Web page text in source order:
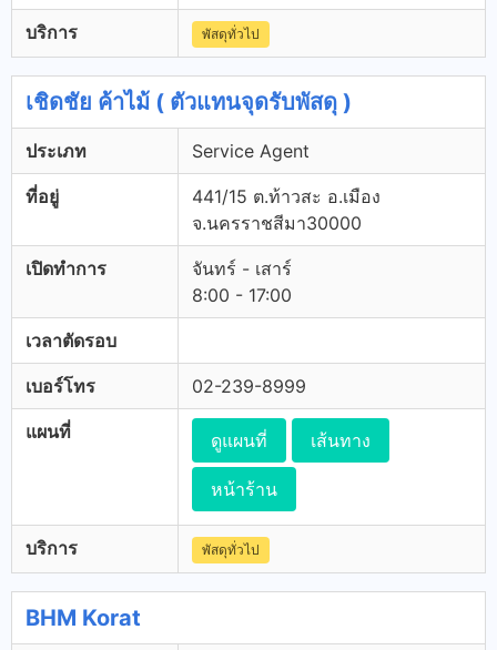
บริการ พัสดุทั่วไป
เชิดชัย ค้าไม้ ( ตัวแทนจุดรับพัสดุ )
ประเภท Service Agent
ที่อยู่
441/15 ต.ท้าวสะ อ.เมือง
จ.นครราชสีมา30000
เปิดทำการ
จันทร์ - เสาร์
8:00 - 17:00
เวลาตัดรอบ
เบอร์โทร 02-239-8999
แผนที่ ดูแผนที่ เส้นทาง
หน้าร้าน
บริการ พัสดุทั่วไป
BHM Korat